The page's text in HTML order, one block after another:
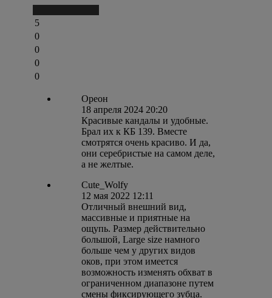
5
0
0
0
0
Ореон
18 апреля 2024 20:20
Красивые кандалы и удобные.
Брал их к КБ 139. Вместе
смотрятся очень красиво. И да,
они серебристые на самом деле,
а не желтые.
Cute_Wolfy
12 мая 2022 12:11
Отличный внешний вид,
массивные и приятные на
ощупь. Размер действительно
большой, Large size намного
больше чем у других видов
оков, при этом имеется
возможность изменять обхват в
ограниченном диапазоне путем
смены фиксирующего зубца.